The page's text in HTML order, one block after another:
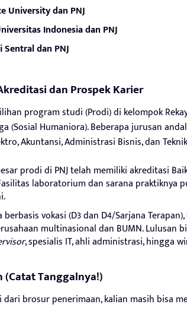
University dan PNJ
Indonesia dan PNJ
Sentral dan PNJ
dan Prospek Karier
program studi (Prodi) di kelompok
(Sosial Humaniora). Beberapa jurusan
Akuntansi, Administrasi Bisnis, dan
prodi di PNJ telah memiliki akreditasi
laboratorium dan sarana praktiknya
berbasis vokasi (D3 dan D4/Sarjana
multinasional dan BUMN. Lulusan
, spesialis IT, ahli administrasi, hingga
Tanggalnya!)
brosur penerimaan, kalian masih bisa